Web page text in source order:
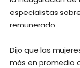
especialistas
remunerado.
Dijo que las
más en promedio